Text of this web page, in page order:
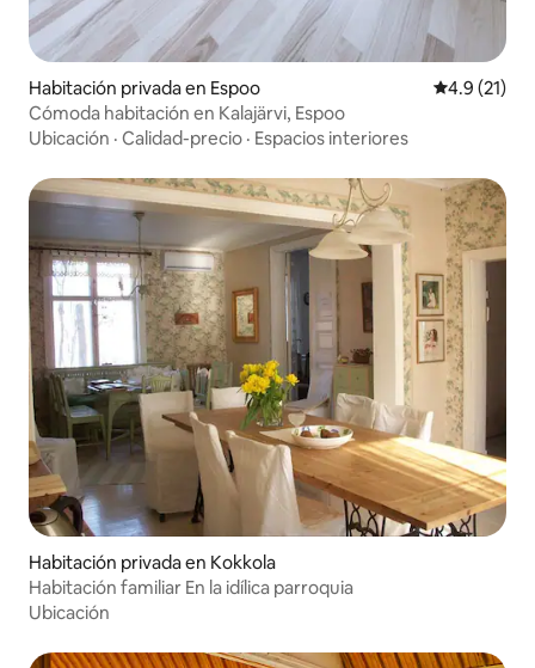
Habitación privada en Espoo Calificación
4.9 (21)
Cómoda habitación en Kalajärvi, Espoo
Ubicación · Calidad-precio · Espacios interiores
Habitación privada en Kokkola
Habitación familiar En la idílica parroquia
Ubicación